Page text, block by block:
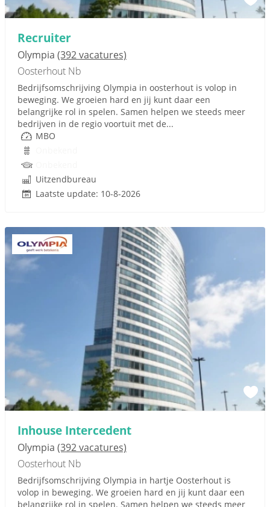
Recruiter
Olympia (392 vacatures)
Oosterhout Nb
Bedrijfsomschrijving Olympia in oosterhout is volop in
beweging. We groeien hard en jij kunt daar een
belangrijke rol in spelen. Samen helpen we steeds meer
bedrijven in de regio voortuit met de...
MBO
Uitzendbureau
Laatste update: 10-8-2026
Inhouse Intercedent
Olympia (392 vacatures)
Oosterhout Nb
Bedrijfsomschrijving Olympia in hartje Oosterhout is
volop in beweging. We groeien hard en jij kunt daar een
belangrijke rol in spelen. Samen helpen we steeds meer